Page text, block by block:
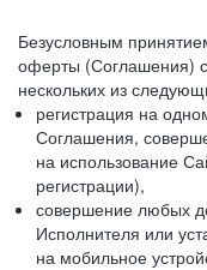
Безусловным
оферты (Соглашения)
нескольких из
регистрация на
Соглашения,
на использование
регистрации),
совершение любых
Исполнителя или
на мобильное